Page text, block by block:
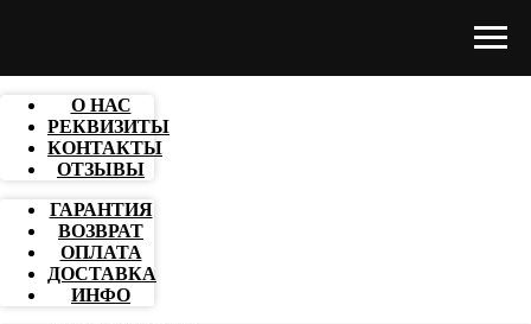
О НАС
РЕКВИЗИТЫ
КОНТАКТЫ
ОТЗЫВЫ
ГАРАНТИЯ
ВОЗВРАТ
ОПЛАТА
ДОСТАВКА
ИНФО